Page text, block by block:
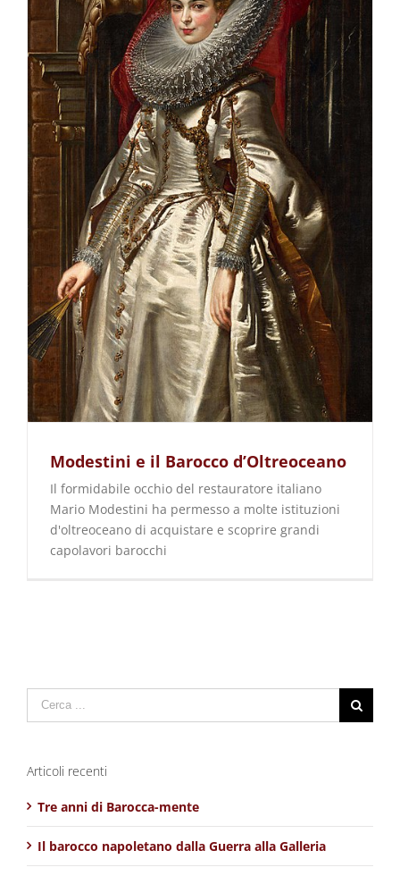
Modestini e il Barocco d’Oltreoceano
Il formidabile occhio del restauratore italiano
Mario Modestini ha permesso a molte istituzioni
d'oltreoceano di acquistare e scoprire grandi
capolavori barocchi
Cerca
per:
Articoli recenti
Tre anni di Barocca-mente
Il barocco napoletano dalla Guerra alla Galleria